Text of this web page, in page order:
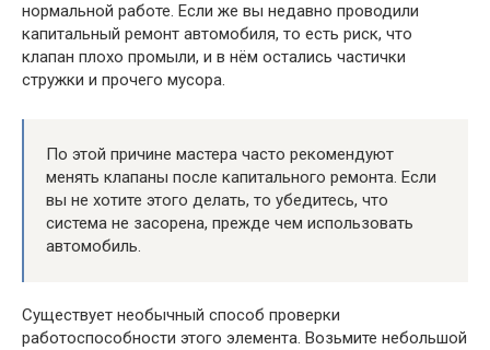
нормальной работе. Если же вы недавно проводили
капитальный ремонт автомобиля, то есть риск, что
клапан плохо промыли, и в нём остались частички
стружки и прочего мусора.
По этой причине мастера часто рекомендуют
менять клапаны после капитального ремонта. Если
вы не хотите этого делать, то убедитесь, что
система не засорена, прежде чем использовать
автомобиль.
Существует необычный способ проверки
работоспособности этого элемента. Возьмите небольшой